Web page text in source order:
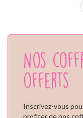
Nos
offerts
Inscrivez-vous
profiter de nos